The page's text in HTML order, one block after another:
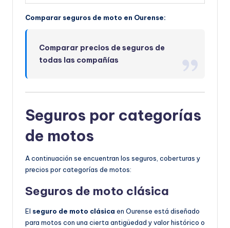
Comparar seguros de moto en Ourense:
Comparar precios de seguros de
todas las compañías
Seguros por categorías
de motos
A continuación se encuentran los seguros, coberturas y
precios por categorías de motos:
Seguros de moto clásica
El seguro de moto clásica en Ourense está diseñado
para motos con una cierta antigüedad y valor histórico o